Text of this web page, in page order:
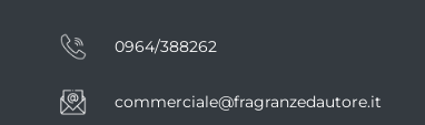
0964/388262
commerciale@fragranzedautore.it